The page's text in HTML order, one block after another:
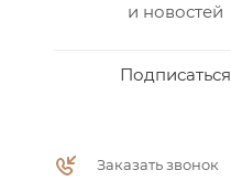
и новостей
Подписаться
Заказать звонок